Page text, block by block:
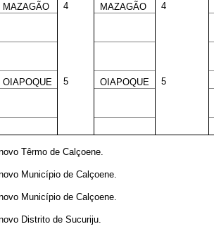
MAZAGÃO 4 MAZAGÃO 4
OIAPOQUE 5 OIAPOQUE 5
Têrmo de Calçoene.
Município de Calçoene.
Município de Calçoene.
Distrito de Sucuriju.